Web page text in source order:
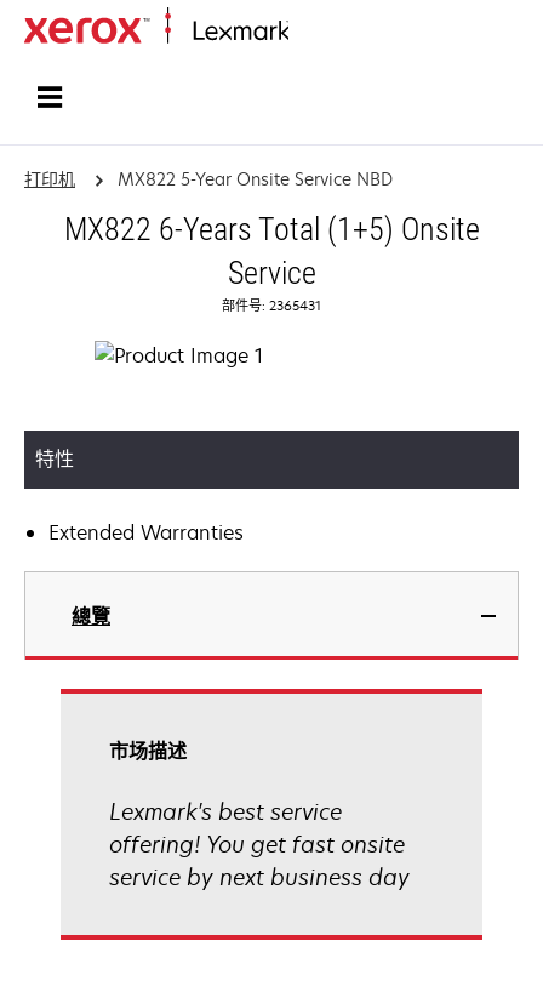
打印机 MX822 5-Year Onsite Service NBD
MX822 6-Years Total (1+5) Onsite
Service
部件号: 2365431
特性
Extended Warranties
總覽
市场描述
Lexmark's best service
offering! You get fast onsite
service by next business day